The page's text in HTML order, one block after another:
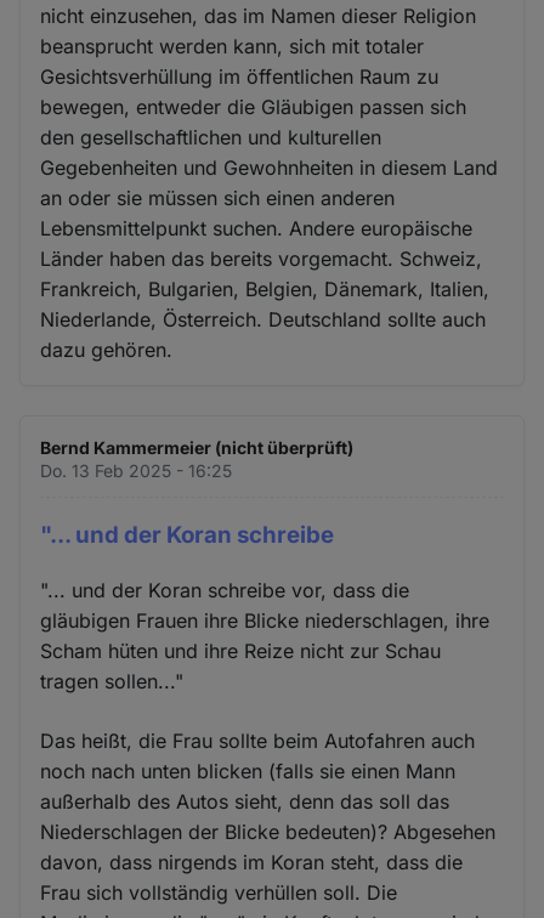
nicht einzusehen, das im Namen dieser Religion
beansprucht werden kann, sich mit totaler
Gesichtsverhüllung im öffentlichen Raum zu
bewegen, entweder die Gläubigen passen sich
den gesellschaftlichen und kulturellen
Gegebenheiten und Gewohnheiten in diesem Land
an oder sie müssen sich einen anderen
Lebensmittelpunkt suchen. Andere europäische
Länder haben das bereits vorgemacht. Schweiz,
Frankreich, Bulgarien, Belgien, Dänemark, Italien,
Niederlande, Österreich. Deutschland sollte auch
dazu gehören.
Bernd Kammermeier (nicht überprüft)
Do. 13 Feb 2025 - 16:25
"... und der Koran schreibe
"... und der Koran schreibe vor, dass die
gläubigen Frauen ihre Blicke niederschlagen, ihre
Scham hüten und ihre Reize nicht zur Schau
tragen sollen..."
Das heißt, die Frau sollte beim Autofahren auch
noch nach unten blicken (falls sie einen Mann
außerhalb des Autos sieht, denn das soll das
Niederschlagen der Blicke bedeuten)? Abgesehen
davon, dass nirgends im Koran steht, dass die
Frau sich vollständig verhüllen soll. Die